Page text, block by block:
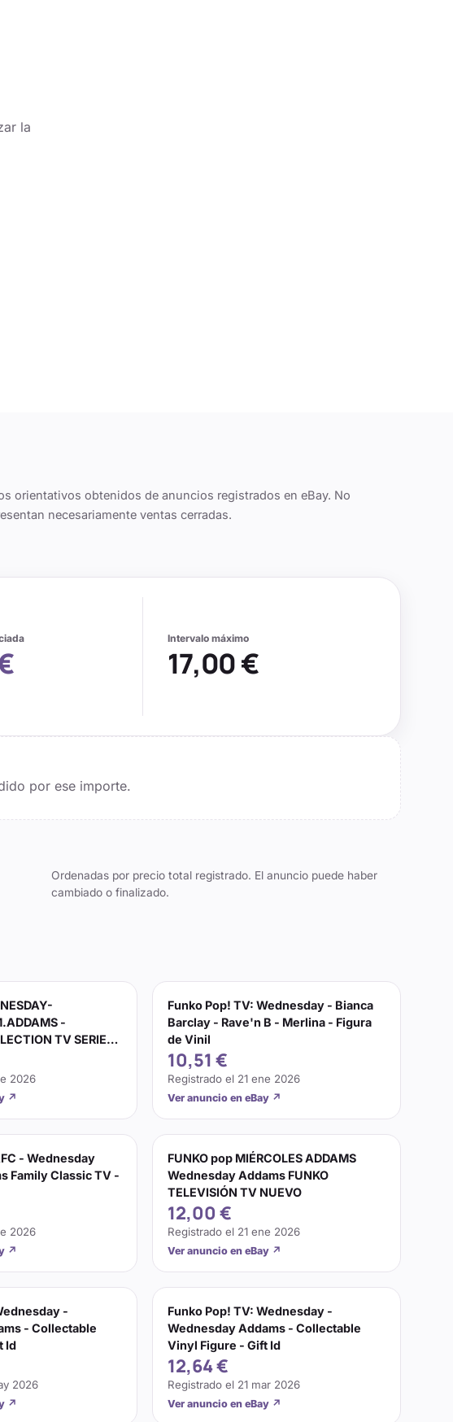
la
orientativos obtenidos de anuncios registrados en eBay. No
necesariamente ventas cerradas.
Intervalo máximo
17,00 €
por ese importe.
Ordenadas por precio total registrado. El anuncio puede haber
cambiado o finalizado.
-
TV SERIE
2026
↗
Funko Pop! TV: Wednesday - Bianca
Barclay - Rave'n B - Merlina - Figura
de Vinil
10,51 €
Registrado el 21 ene 2026
Ver anuncio en eBay ↗
- Wednesday
Family Classic TV -
2026
↗
FUNKO pop MIÉRCOLES ADDAMS
Wednesday Addams FUNKO
TELEVISIÓN TV NUEVO
12,00 €
Registrado el 21 ene 2026
Ver anuncio en eBay ↗
-
- Collectable
Id
2026
↗
Funko Pop! TV: Wednesday -
Wednesday Addams - Collectable
Vinyl Figure - Gift Id
12,64 €
Registrado el 21 mar 2026
Ver anuncio en eBay ↗